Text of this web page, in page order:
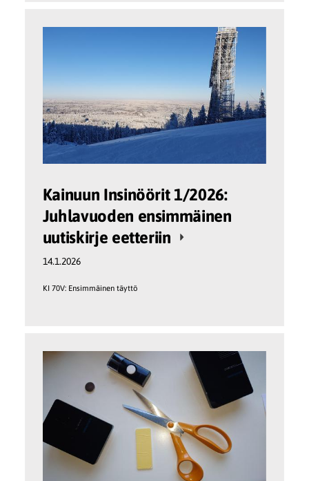
Kainuun Insinöörit 1/2026:
Juhlavuoden ensimmäinen
uutiskirje eetteriin
14.1.2026
KI 70V: Ensimmäinen täyttö